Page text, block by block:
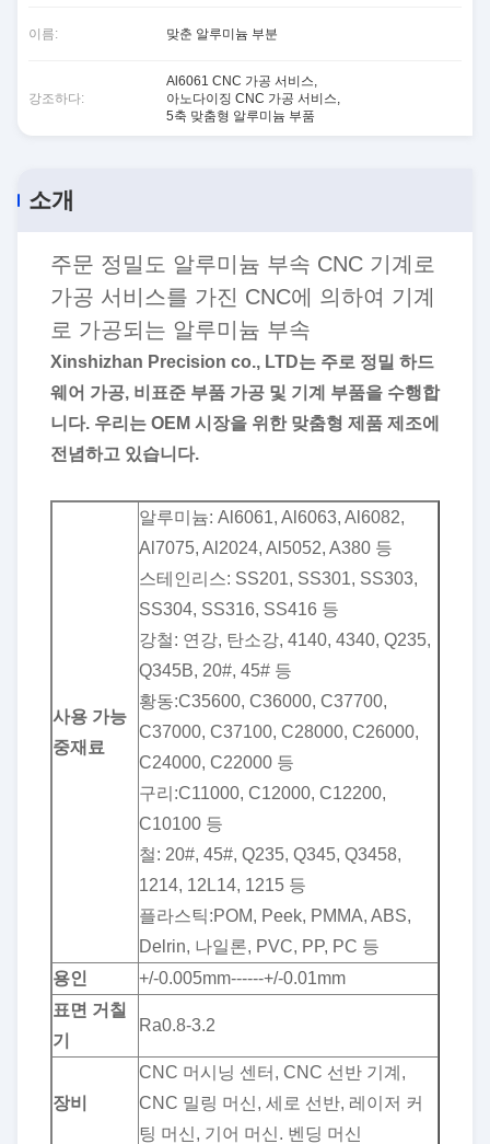
이름: 맞춘 알루미늄 부분
강조하다:
Al6061 CNC 가공 서비스,
아노다이징 CNC 가공 서비스,
5축 맞춤형 알루미늄 부품
소개
주문 정밀도 알루미늄 부속 CNC 기계로
가공 서비스를 가진 CNC에 의하여 기계
로 가공되는 알루미늄 부속
Xinshizhan Precision co., LTD는 주로 정밀 하드
웨어 가공, 비표준 부품 가공 및 기계 부품을 수행합
니다. 우리는 OEM 시장을 위한 맞춤형 제품 제조에
전념하고 있습니다.
사용 가능
중재료
알루미늄: Al6061, Al6063, Al6082,
Al7075, Al2024, Al5052, A380 등
스테인리스: SS201, SS301, SS303,
SS304, SS316, SS416 등
강철: 연강, 탄소강, 4140, 4340, Q235,
Q345B, 20#, 45# 등
황동:C35600, C36000, C37700,
C37000, C37100, C28000, C26000,
C24000, C22000 등
구리:C11000, C12000, C12200,
C10100 등
철: 20#, 45#, Q235, Q345, Q3458,
1214, 12L14, 1215 등
플라스틱:POM, Peek, PMMA, ABS,
Delrin, 나일론, PVC, PP, PC 등
용인
+/-0.005mm------+/-0.01mm
표면 거칠
기
Ra0.8-3.2
장비
CNC 머시닝 센터, CNC 선반 기계,
CNC 밀링 머신, 세로 선반, 레이저 커
팅 머신, 기어 머신. 벤딩 머신